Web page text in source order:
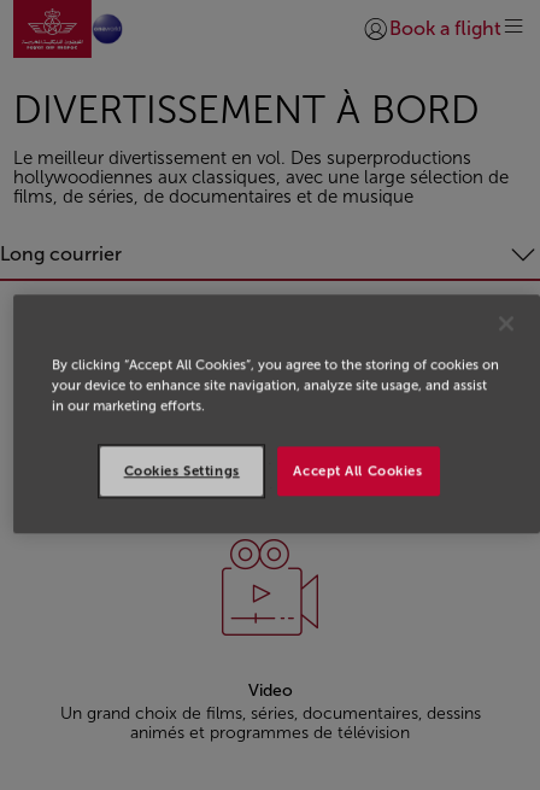
Saut au contenu principal
Aller à la page accueil
Se connecter |
Book a flight
DIVERTISSEMENT À BORD
Le meilleur divertissement en vol. Des superproductions
hollywoodiennes aux classiques, avec une large sélection de
films, de séries, de documentaires et de musique
Long courrier
Video
Un grand choix de films, séries, documentaires, dessins
animés et programmes de télévision
By clicking “Accept All Cookies”, you agree to the storing of cookies on
your device to enhance site navigation, analyze site usage, and assist
in our marketing efforts.
Accept All Cookies
Cookies Settings